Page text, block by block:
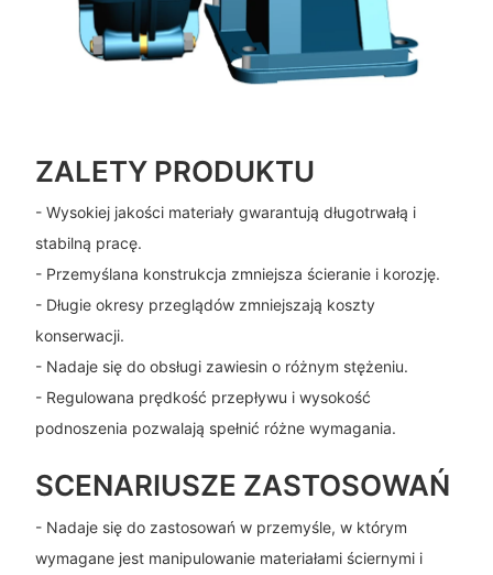
ZALETY PRODUKTU
- Wysokiej jakości materiały gwarantują długotrwałą i
stabilną pracę.
- Przemyślana konstrukcja zmniejsza ścieranie i korozję.
- Długie okresy przeglądów zmniejszają koszty
konserwacji.
- Nadaje się do obsługi zawiesin o różnym stężeniu.
- Regulowana prędkość przepływu i wysokość
podnoszenia pozwalają spełnić różne wymagania.
SCENARIUSZE ZASTOSOWAŃ
- Nadaje się do zastosowań w przemyśle, w którym
wymagane jest manipulowanie materiałami ściernymi i